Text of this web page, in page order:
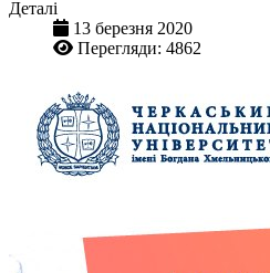
Деталі
13 березня 2020
Перегляди: 4862